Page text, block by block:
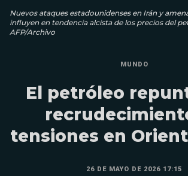
Nuevos ataques estadounidenses en Irán y
influyen en tendencia alcista de los precios del
AFP/Archivo
MUNDO
El petróleo
tensiones en
26 DE MAYO DE 2026 17:15